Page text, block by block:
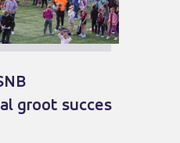
groot succes